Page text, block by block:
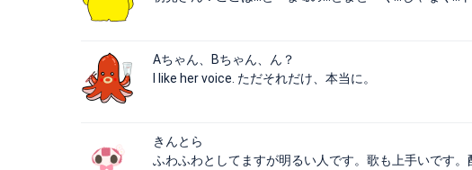
Aちゃん、Bちゃん、ん？
I like her voice. ただそれだけ、本当に。
きんとら
ふわふわとしてますが明るい人です。歌も上手いです